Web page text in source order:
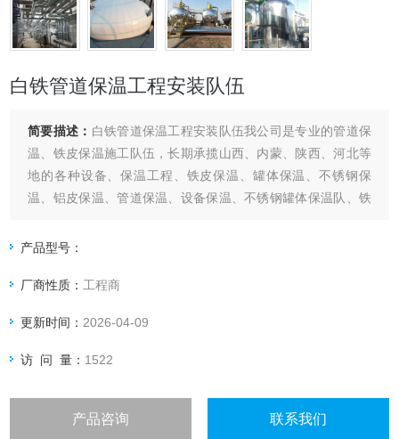
白铁管道保温工程安装队伍
简要描述： 白铁管道保温工程安装队伍我公司是专业的管道保
温、铁皮保温施工队伍，长期承揽山西、内蒙、陕西、河北等
地的各种设备、保温工程、铁皮保温、罐体保温、不锈钢保
温、铝皮保温、管道保温、设备保温、不锈钢罐体保温队、铁
迎洽谈。
产品型号：
厂商性质： 工程商
更新时间： 2026-04-09
访 问 量： 1522
产品咨询 联系我们